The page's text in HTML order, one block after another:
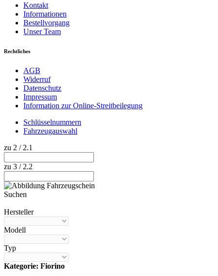
Kontakt
Informationen
Bestellvorgang
Unser Team
Rechtliches
AGB
Widerruf
Datenschutz
Impressum
Information zur Online-Streitbeilegung
Schlüsselnummern
Fahrzeugauswahl
zu 2 / 2.1
zu 3 / 2.2
Suchen
Hersteller
Modell
Typ
Kategorie: Fiorino